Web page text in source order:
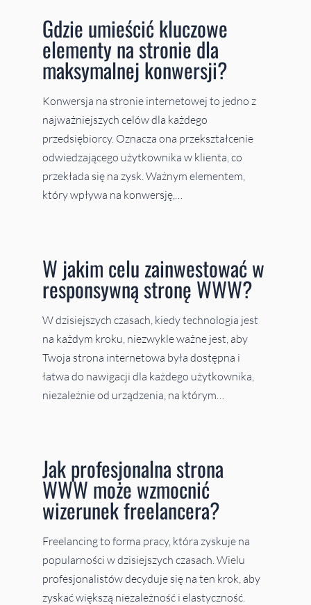
Gdzie umieścić kluczowe
elementy na stronie dla
maksymalnej konwersji?
Konwersja na stronie internetowej to jedno z
najważniejszych celów dla każdego
przedsiębiorcy. Oznacza ona przekształcenie
odwiedzającego użytkownika w klienta, co
przekłada się na zysk. Ważnym elementem,
który wpływa na konwersję,…
W jakim celu zainwestować w
responsywną stronę WWW?
W dzisiejszych czasach, kiedy technologia jest
na każdym kroku, niezwykle ważne jest, aby
Twoja strona internetowa była dostępna i
łatwa do nawigacji dla każdego użytkownika,
niezależnie od urządzenia, na którym…
Jak profesjonalna strona
WWW może wzmocnić
wizerunek freelancera?
Freelancing to forma pracy, która zyskuje na
popularności w dzisiejszych czasach. Wielu
profesjonalistów decyduje się na ten krok, aby
zyskać większą niezależność i elastyczność.